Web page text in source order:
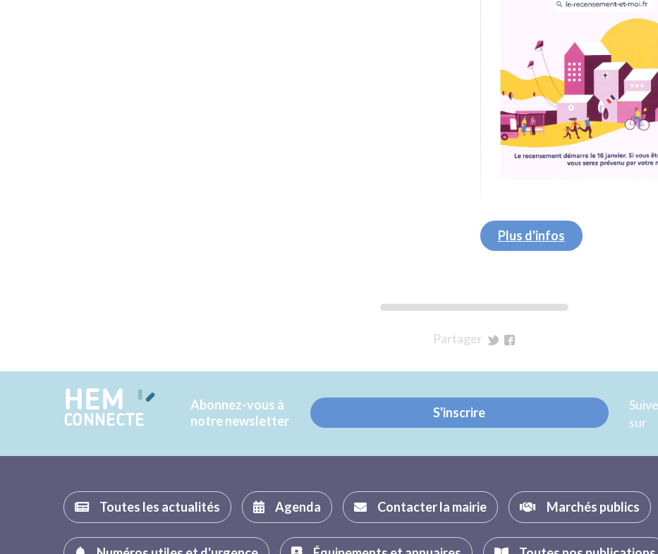
Plus d'infos
Partager
Twitter
Facebook
HEM
CONNECTE
Abonnez-vous à
notre newsletter
S'inscrire
sur
Toutes les actualités Agenda Contacter la mairie Marchés publics